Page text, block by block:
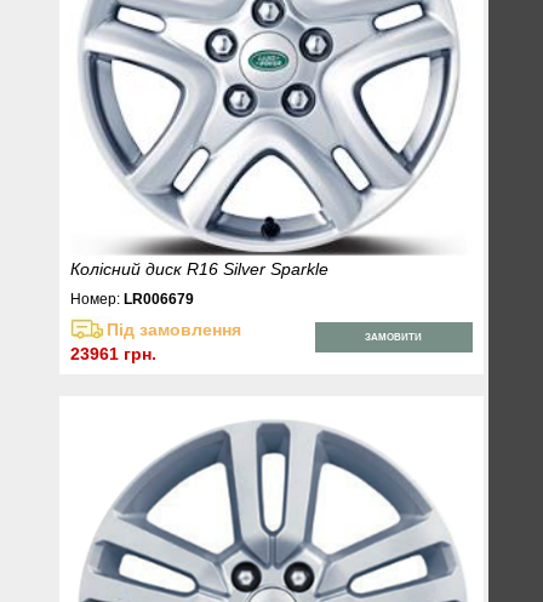
Колісний диск R16 Silver Sparkle
Номер: LR006679
Під замовлення
23961 грн.
ЗАМОВИТИ